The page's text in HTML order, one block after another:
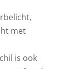
met
is ook